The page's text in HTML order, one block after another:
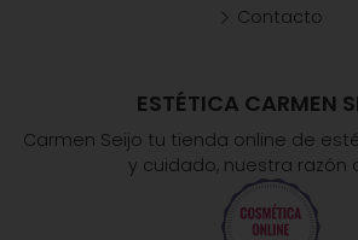
ESTÉTICA CARMEN
Carmen Seijo tu tienda online de
y cuidado, nuestra razón
Contacto